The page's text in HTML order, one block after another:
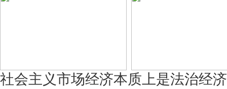
社会主义市场经济本质上是法治经